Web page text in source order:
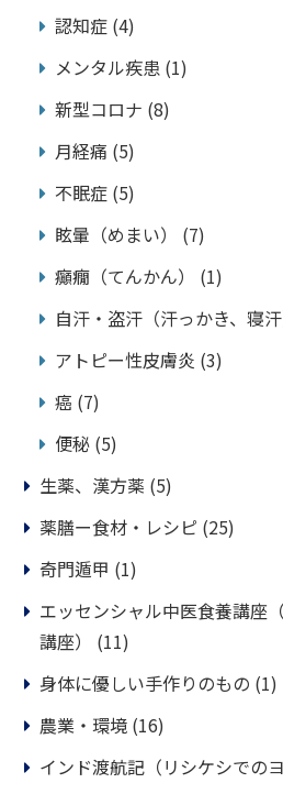
認知症 (4)
メンタル疾患 (1)
新型コロナ (8)
月経痛 (5)
不眠症 (5)
眩暈（めまい）
(7)
癲癇（てんかん）
(1)
自汗・盗汗（汗っかき、寝汗
アトピー性皮膚炎 (3)
癌 (7)
便秘 (5)
生薬、漢方薬 (5)
薬膳ー食材・レシピ (25)
奇門遁甲 (1)
エッセンシャル中医食養講座
講座）
(11)
身体に優しい手作りのもの (1)
農業・環境 (16)
インド渡航記（リシケシでのヨ